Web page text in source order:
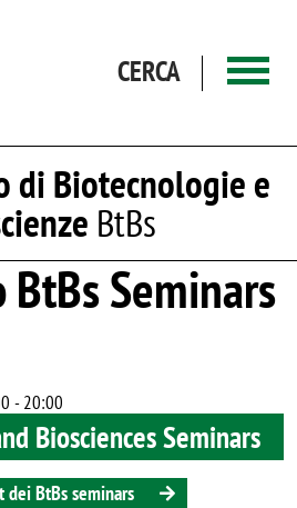
CERCA
di Biotecnologie e
BtBs
Seminars
-20:00
Biosciences Seminars
BtBs seminars